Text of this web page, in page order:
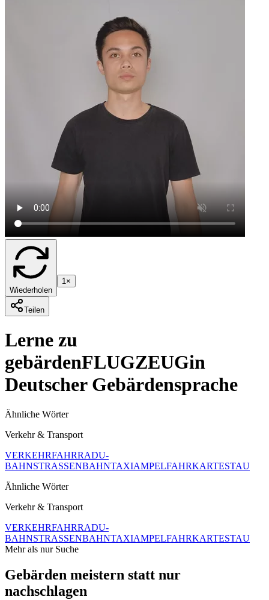
Wiederholen
1×
Teilen
Lerne zu
gebärdenFLUGZEUGin
Deutscher Gebärdensprache
Ähnliche Wörter
Verkehr & Transport
VERKEHRFAHRRADU-
BAHNSTRASSENBAHNTAXIAMPELFAHRKARTESTAU
Ähnliche Wörter
Verkehr & Transport
VERKEHRFAHRRADU-
BAHNSTRASSENBAHNTAXIAMPELFAHRKARTESTAU
Mehr als nur Suche
Gebärden meistern statt nur
nachschlagen